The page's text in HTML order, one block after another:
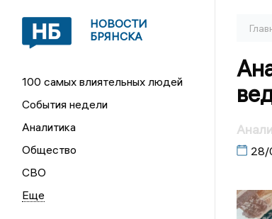
НОВОСТИ
БРЯНСКА
100 самых влиятельных людей
События недели
Аналитика
Общество
СВО
28/